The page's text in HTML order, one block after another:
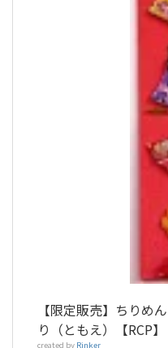
【限定販売】ちりめ
り（ともえ）【RCP】
created by Rinker